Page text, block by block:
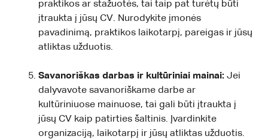
praktikos ar stažuotės, tai taip pat turėtų būti
įtraukta į jūsų CV. Nurodykite įmonės
pavadinimą, praktikos laikotarpį, pareigas ir jūsų
atliktas užduotis.
Savanoriškas darbas ir kultūriniai mainai: Jei
dalyvavote savanoriškame darbe ar
kultūriniuose mainuose, tai gali būti įtraukta į
jūsų CV kaip patirties šaltinis. Įvardinkite
organizaciją, laikotarpį ir jūsų atliktas užduotis.